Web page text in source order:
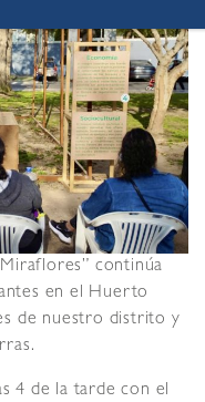
continúa
en el Huerto
de nuestro distrito y
4 de la tarde con el